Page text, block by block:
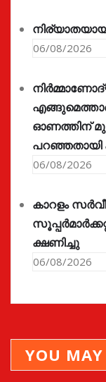
06/08/2026
ഓണത്തിന്
06/08/2026
കാറളം
ക്ഷണിച്ചു
06/08/2026
YOU MAY